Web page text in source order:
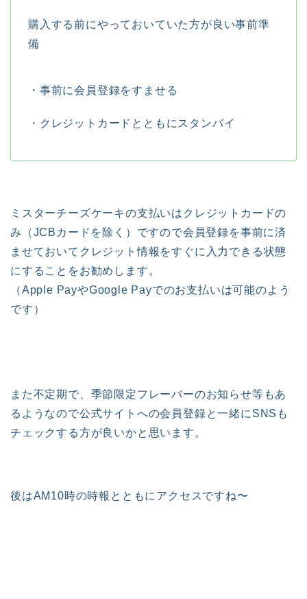
購入する前にやっておいていた方が良い事前準
備
・事前に会員登録をすませる
・クレジットカードとともにスタンバイ
ミスターチーズケーキの支払いはクレジットカードの
み（JCBカードを除く）ですので会員登録を事前に済
ませておいてクレジット情報をすぐに入力できる状態
にすることをお勧めします。
（Apple PayやGoogle Payでのお支払いは可能のよう
です）
また不定期で、季節限定フレーバーのお知らせ等もあ
るようなので公式サイトへの会員登録と一緒にSNSも
チェックする方が良いかと思います。
後はAM10時の時報とともにアクセスですね〜